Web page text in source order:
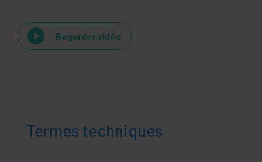
Regarder vidéo
Termes techniques